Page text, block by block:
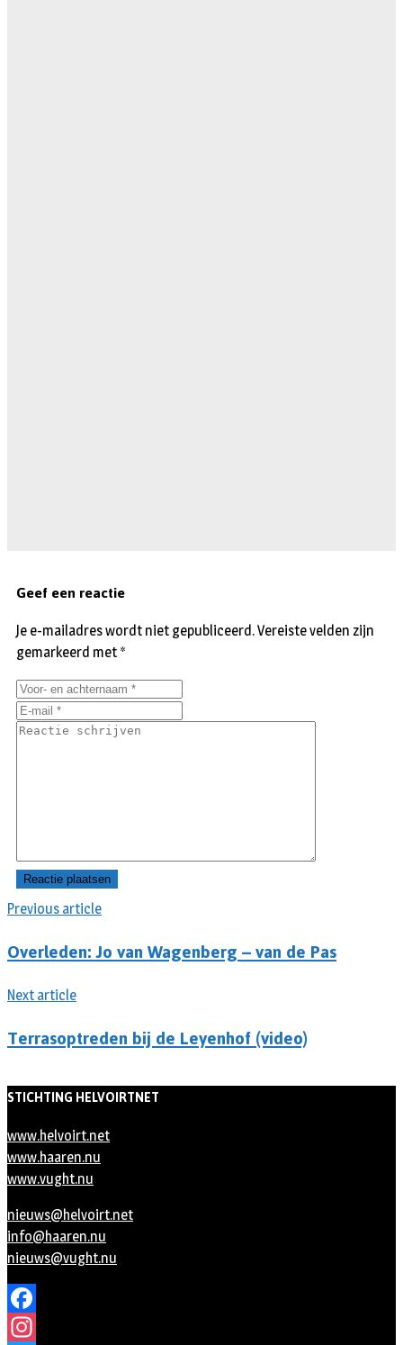
Previous article
Overleden: Jo van Wagenberg – van de Pas
Next article
Terrasoptreden bij de Leyenhof (video)
Geef een reactie
Je e-mailadres wordt niet gepubliceerd.Vereiste velden zijn
gemarkeerd met *
STICHTING HELVOIRTNET
www.helvoirt.net
www.haaren.nu
www.vught.nu
nieuws@helvoirt.net
info@haaren.nu
nieuws@vught.nu
Facebook